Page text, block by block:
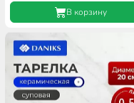
В корзину